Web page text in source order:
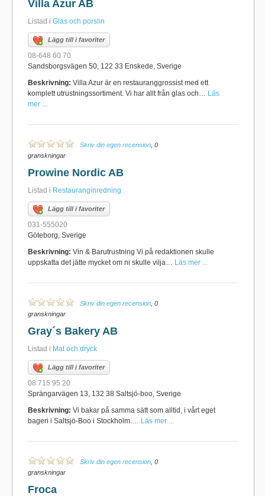
Villa Azur AB
Listad i Glas och porslin
Lägg till i favoriter
08-648 60 70
Sandsborgsvägen 50, 122 33 Enskede, Sverige
Beskrivning: Villa Azur är en restauranggrossist med ett
komplett utrustningssortiment. Vi har allt från glas och… Läs
mer ...
Skriv din egen recension , 0
granskningar
Prowine Nordic AB
Listad i Restauranginredning
Lägg till i favoriter
031-555020
Göteborg, Sverige
Beskrivning: Vin & Barutrustning Vi på redaktionen skulle
uppskatta det jätte mycket om ni skulle vilja… Läs mer ...
Skriv din egen recension , 0
granskningar
Gray´s Bakery AB
Listad i Mat och dryck
Lägg till i favoriter
08 715 95 20
Sprängarvägen 13, 132 38 Saltsjö-boo, Sverige
Beskrivning: Vi bakar på samma sätt som alltid, i vårt eget
bageri i Saltsjö-Boo i Stockholm.… Läs mer ...
Skriv din egen recension , 0
granskningar
Froca